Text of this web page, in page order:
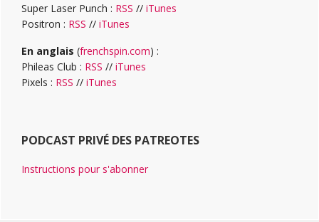
Super Laser Punch : RSS // iTunes
Positron : RSS // iTunes
En anglais (frenchspin.com) :
Phileas Club : RSS // iTunes
Pixels : RSS // iTunes
PODCAST PRIVÉ DES PATREOTES
Instructions pour s'abonner